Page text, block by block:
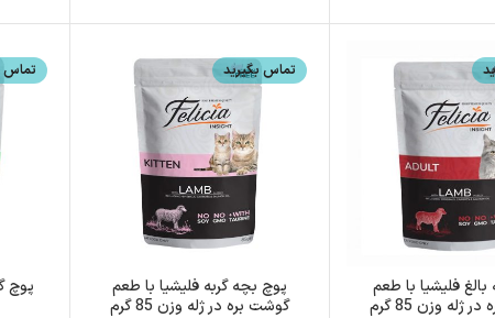
بالغ فلیشیا با طعم
ژله وزن 85 گرم
تماس بگیرید
پوچ بچه گربه فلیشیا با طعم
گوشت بره در ژله وزن 85 گرم
تماس
پوچ